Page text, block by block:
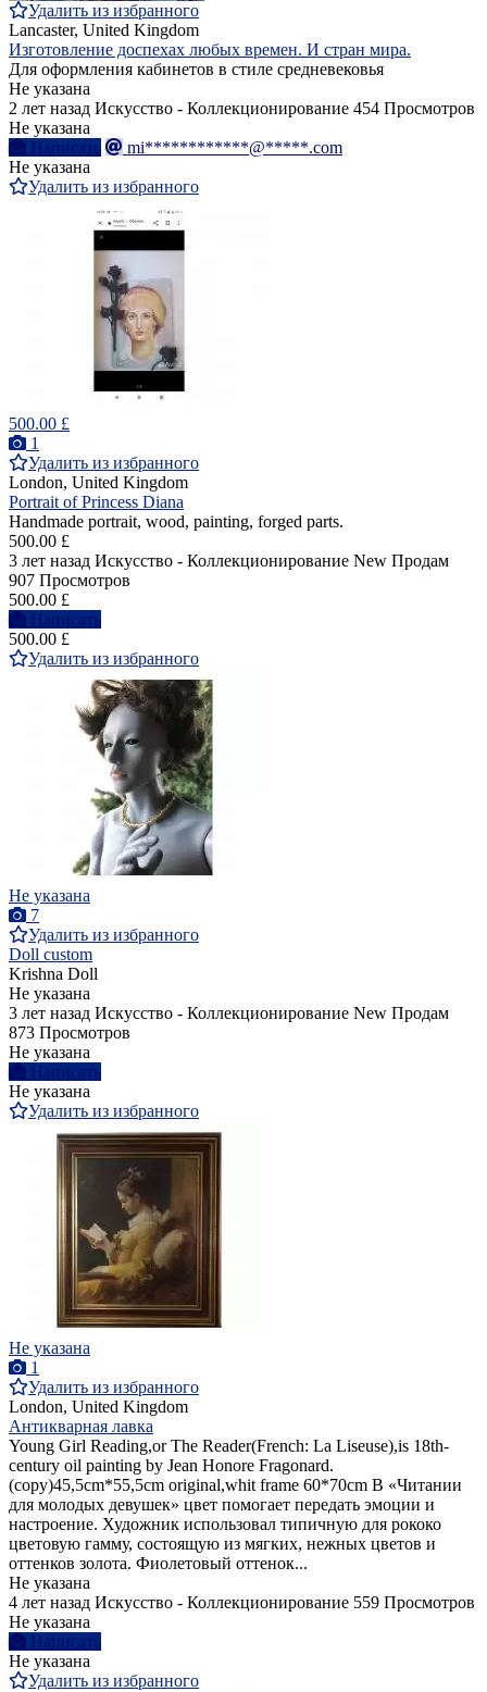
Удалить из избранного
Lancaster, United Kingdom
Изготовление доспехах любых времен. И стран мира.
Для оформления кабинетов в стиле средневековья
Не указана
2 лет назад Искусство - Коллекционирование 454 Просмотров
Не указана
Написать
mi************@*****.com
Не указана
Удалить из избранного
500.00 £
1
Удалить из избранного
London, United Kingdom
Portrait of Princess Diana
Handmade portrait, wood, painting, forged parts.
500.00 £
3 лет назад Искусство - Коллекционирование New Продам
907 Просмотров
500.00 £
Написать
500.00 £
Удалить из избранного
Не указана
7
Удалить из избранного
Doll custom
Krishna Doll
Не указана
3 лет назад Искусство - Коллекционирование New Продам
873 Просмотров
Не указана
Написать
Не указана
Удалить из избранного
Не указана
1
Удалить из избранного
London, United Kingdom
Антикварная лавка
Young Girl Reading,or The Reader(French: La Liseuse),is 18th-
century oil painting by Jean Honore Fragonard.
(copy)45,5cm*55,5cm original,whit frame 60*70cm В «Читании
для молодых девушек» цвет помогает передать эмоции и
настроение. Художник использовал типичную для рококо
цветовую гамму, состоящую из мягких, нежных цветов и
оттенков золота. Фиолетовый оттенок...
Не указана
4 лет назад Искусство - Коллекционирование 559 Просмотров
Не указана
Написать
Не указана
Удалить из избранного